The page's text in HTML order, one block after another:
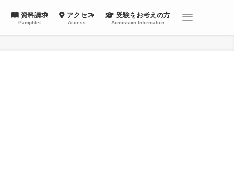
資料請求
Pamphlet
アクセス
Access
受験をお考えの方
Admission Information